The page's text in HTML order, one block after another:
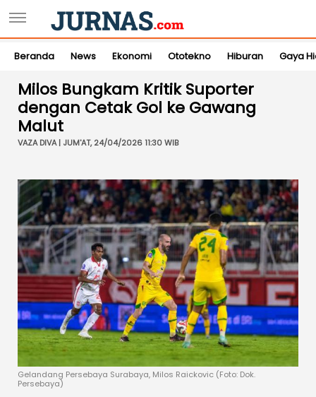
Beranda News Ekonomi Ototekno Hiburan Gaya
Milos Bungkam Kritik Suporter
dengan Cetak Gol ke Gawang
Malut
VAZA DIVA | JUM'AT, 24/04/2026 11:30 WIB
Gelandang Persebaya Surabaya, Milos Raickovic (Foto: Dok.
Persebaya)